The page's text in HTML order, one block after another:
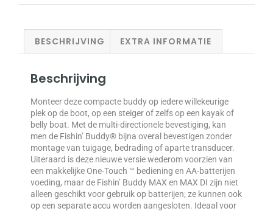
BESCHRIJVING EXTRA INFORMATIE
Beschrijving
Monteer deze compacte buddy op iedere willekeurige
plek op de boot, op een steiger of zelfs op een kayak of
belly boat. Met de multi-directionele bevestiging, kan
men de Fishin’ Buddy® bijna overal bevestigen zonder
montage van tuigage, bedrading of aparte transducer.
Uiteraard is deze nieuwe versie wederom voorzien van
een makkelijke One-Touch ™ bediening en AA-batterijen
voeding, maar de Fishin’ Buddy MAX en MAX DI zijn niet
alleen geschikt voor gebruik op batterijen; ze kunnen ook
op een separate accu worden aangesloten. Ideaal voor